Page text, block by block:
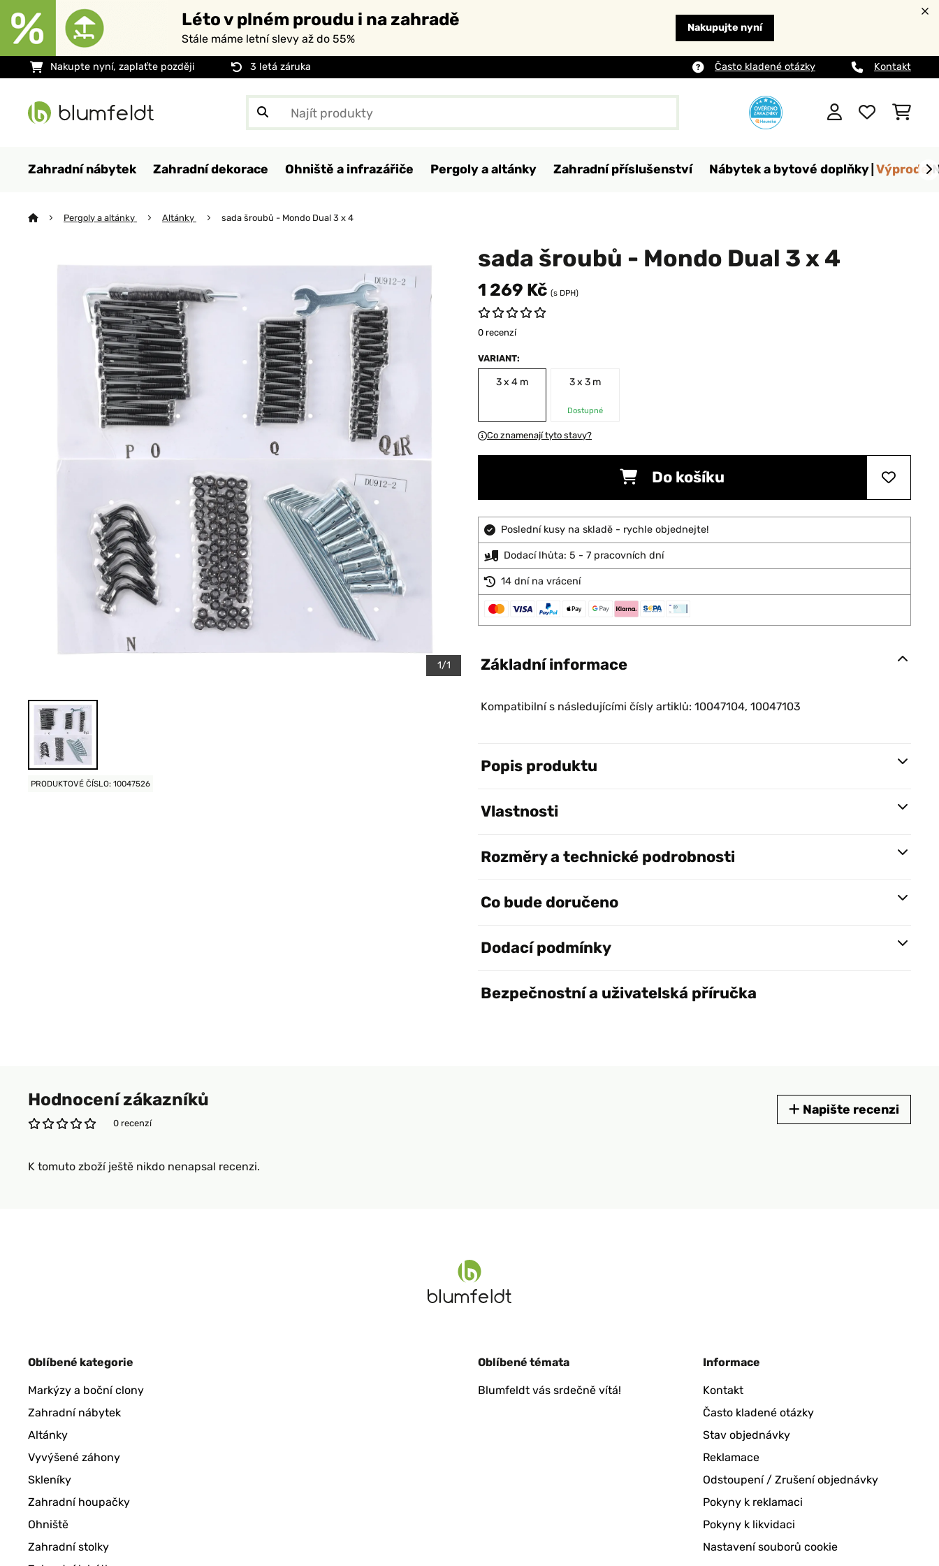
Léto v plném proudu i na zahradě
Stále máme letní slevy až do 55%
Nakupujte nyní
Nakupte nyní, zaplaťte později 3 letá záruka Často kladené otázky Kontakt
Zahradní nábytek Zahradní dekorace Ohniště a infrazářiče Pergoly a altánky Zahradní příslušenství Nábytek a bytové doplňky Výprodej
Pergoly a altánky Altánky sada šroubů - Mondo Dual 3 x 4
1/1
PRODUKTOVÉ ČÍSLO: 10047526
sada šroubů - Mondo Dual 3 x 4
1 269 Kč (s DPH)
0 recenzí
VARIANT:
3 x 4 m 3 x 3 m
Dostupné
Co znamenají tyto stavy?
Do košíku
Poslední kusy na skladě - rychle objednejte!
Dodací lhůta: 5 - 7 pracovních dní
14 dní na vrácení
Základní informace
Kompatibilní s následujícími čísly artiklů: 10047104, 10047103
Popis produktu
Vlastnosti
Rozměry a technické podrobnosti
Co bude doručeno
Dodací podmínky
Bezpečnostní a uživatelská příručka
Hodnocení zákazníků
0 recenzí
Napište recenzi
K tomuto zboží ještě nikdo nenapsal recenzi.
Oblíbené kategorie
Markýzy a boční clony
Zahradní nábytek
Altánky
Vyvýšené záhony
Skleníky
Zahradní houpačky
Ohniště
Zahradní stolky
Oblíbené témata
Blumfeldt vás srdečně vítá!
Informace
Kontakt
Často kladené otázky
Stav objednávky
Reklamace
Odstoupení / Zrušení objednávky
Pokyny k reklamaci
Pokyny k likvidaci
Nastavení souborů cookie